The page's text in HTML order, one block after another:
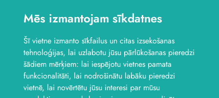
Mēs izmantojam sīkdatnes
Šī vietne izmanto sīkfailus un citas izsekošanas
tehnoloģijas, lai uzlabotu jūsu pārlūkošanas pieredzi
šādiem mērķiem: lai iespējotu vietnes pamata
funkcionalitāti, lai nodrošinātu labāku pieredzi
vietnē, lai novērtētu jūsu interesi par mūsu
Veikals Saldū, Kuldīgas
Veikals Jelgavā, Aviācijas
iela 8B
Seko mums